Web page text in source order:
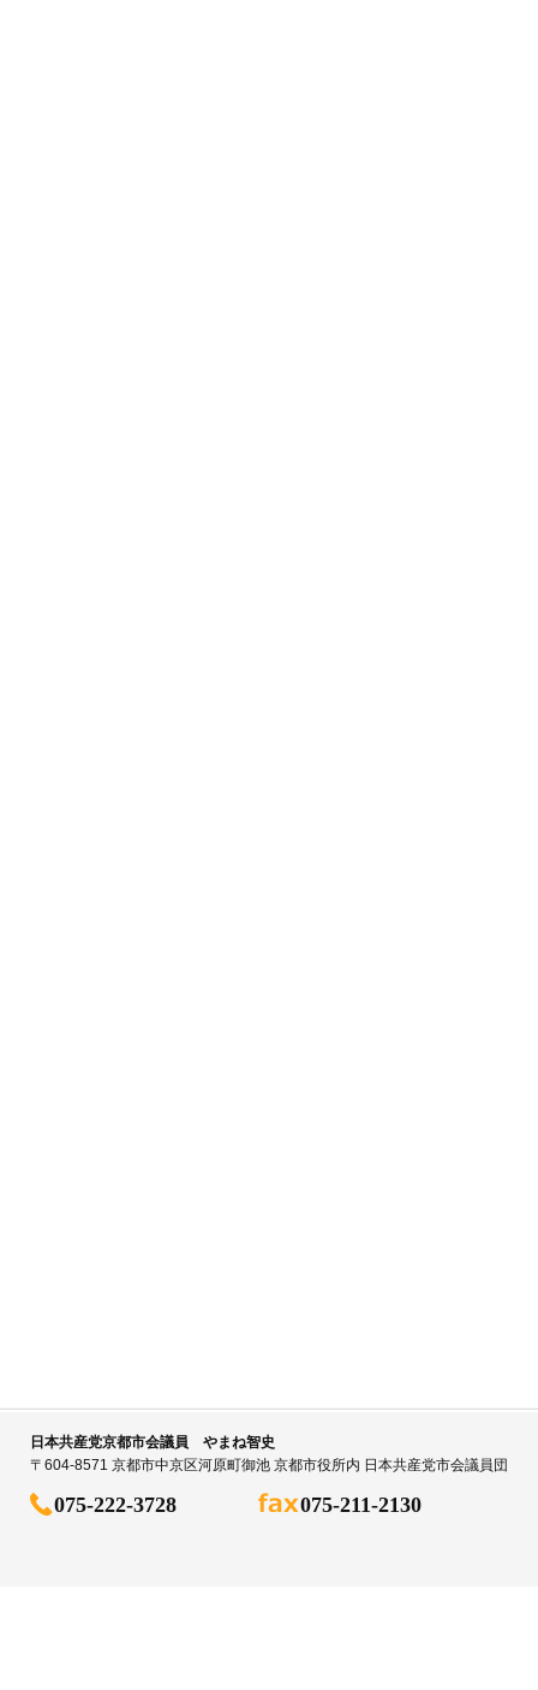
日本共産党京都市会議員 やまね智史
〒604-8571 京都市中京区河原町御池 京都市役所内 日本共産党市会議員団
075-222-3728 075-211-2130